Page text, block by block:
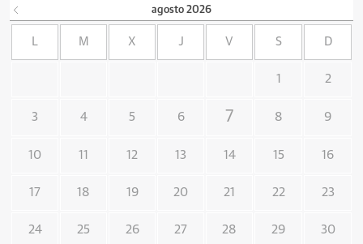
agosto 2026
L M X J V S D
1 2
3 4 5 6 7 8 9
10 11 12 13 14 15 16
17 18 19 20 21 22 23
24 25 26 27 28 29 30